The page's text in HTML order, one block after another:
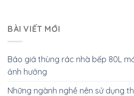
BÀI VIẾT MỚI
Báo giá thùng rác nhà bếp 80L
ảnh hưởng
Những ngành nghề nên sử dụng